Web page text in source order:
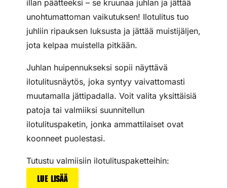
illan päätteeksi – se kruunaa juhlan ja jättää
unohtumattoman vaikutuksen! Ilotulitus tuo
juhliin ripauksen luksusta ja jättää muistijäljen,
jota kelpaa muistella pitkään.
Juhlan huipennukseksi sopii näyttävä
ilotulitusnäytös, joka syntyy vaivattomasti
muutamalla jättipadalla. Voit valita yksittäisiä
patoja tai valmiiksi suunnitellun
ilotulituspaketin, jonka ammattilaiset ovat
koonneet puolestasi.
Tutustu valmiisiin ilotulituspaketteihin:
Lue lisää